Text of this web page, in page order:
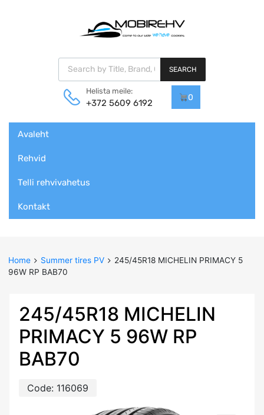
Products search
SEARCH
Helista meile:
+372 5609 6192
0
content
Avaleht
Rehvid
Telli rehvivahetus
Kontakt
Home Summer tires PV
245/45R18 MICHELIN PRIMACY 5
96W RP BAB70
245/45R18 MICHELIN
PRIMACY 5 96W RP
BAB70
Code: 116069